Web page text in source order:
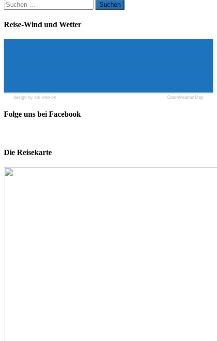
Suchen
nach:
Reise-Wind und Wetter
design by siti web ok OpenWeatherMap
Folge uns bei Facebook
Die Reisekarte